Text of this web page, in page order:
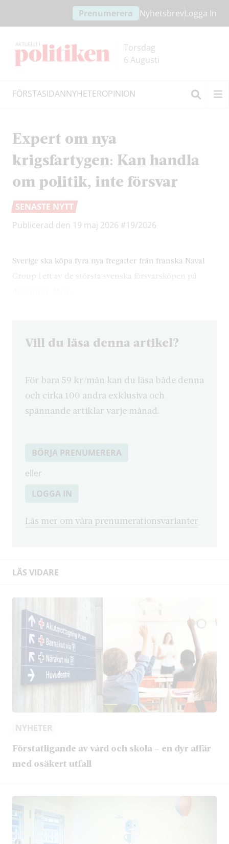
innehållet
headern
Prenumerera NyhetsbrevLogga In
Torsdag
6 Augusti
FÖRSTASIDANNYHETEROPINION
Expert om nya
krigsfartygen: Kan handla
om politik, inte försvar
SENASTE NYTT
Publicerad den 19 maj 2026 #19/2026
Sverige ska köpa fyra nya fregatter från franska Naval
Group i ett av de största svenska försvarsköpen på
Vill du läsa denna artikel?
För bara 59 kr/mån kan du läsa både denna
och cirka 100 andra exklusiva och
spännande artiklar varje månad.
BÖRJA PRENUMERERA
eller
LOGGA IN
Läs mer om våra prenumerationsvarianter
LÄS VIDARE
NYHETER
Förstatligande av vård och skola – en dyr affär
med osäkert utfall